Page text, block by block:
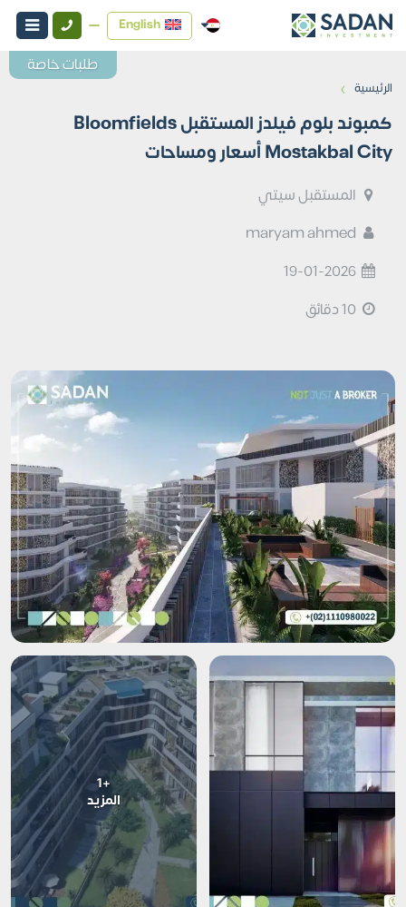
English
الرئيسية ›
كمبوند بلوم فيلدز المستقبل Bloomfields
Mostakbal City أسعار ومساحات
المستقبل سيتي
19-01-2026
+1
المزيد
طلبات خاصة